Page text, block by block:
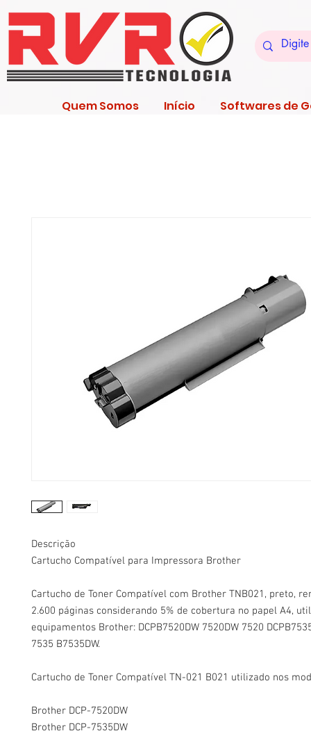
Quem Somos Início Softwares de
Descrição
Cartucho Compatível para Impressora Brother
Cartucho de Toner Compatível com Brother TNB021, preto,
2.600 páginas considerando 5% de cobertura no papel A4,
equipamentos Brother: DCPB7520DW 7520DW 7520
7535 B7535DW.
Cartucho de Toner Compatível TN-021 B021 utilizado nos
Brother DCP-7520DW
Brother DCP-7535DW